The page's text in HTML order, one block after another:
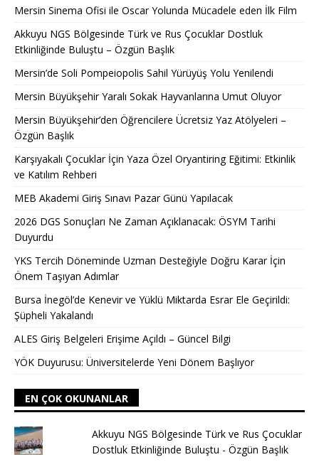
Mersin Sinema Ofisi ile Oscar Yolunda Mücadele eden İlk Film
Akkuyu NGS Bölgesinde Türk ve Rus Çocuklar Dostluk
Etkinliğinde Buluştu – Özgün Başlık
Mersin’de Soli Pompeiopolis Sahil Yürüyüş Yolu Yenilendi
Mersin Büyükşehir Yaralı Sokak Hayvanlarına Umut Oluyor
Mersin Büyükşehir’den Öğrencilere Ücretsiz Yaz Atölyeleri –
Özgün Başlık
Karşıyakalı Çocuklar İçin Yaza Özel Oryantiring Eğitimi: Etkinlik
ve Katılım Rehberi
MEB Akademi Giriş Sınavı Pazar Günü Yapılacak
2026 DGS Sonuçları Ne Zaman Açıklanacak: ÖSYM Tarihi
Duyurdu
YKS Tercih Döneminde Uzman Desteğiyle Doğru Karar İçin
Önem Taşıyan Adımlar
Bursa İnegöl’de Kenevir ve Yüklü Miktarda Esrar Ele Geçirildi:
Şüpheli Yakalandı
ALES Giriş Belgeleri Erişime Açıldı – Güncel Bilgi
YÖK Duyurusu: Üniversitelerde Yeni Dönem Başlıyor
EN ÇOK OKUNANLAR
Akkuyu NGS Bölgesinde Türk ve Rus Çocuklar
Dostluk Etkinliğinde Buluştu - Özgün Başlık